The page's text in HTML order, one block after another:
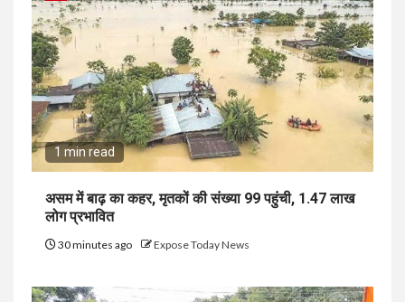
1 min read
असम में बाढ़ का कहर, मृतकों की संख्या 99 पहुंची, 1.47 लाख
लोग प्रभावित
30 minutes ago Expose Today News